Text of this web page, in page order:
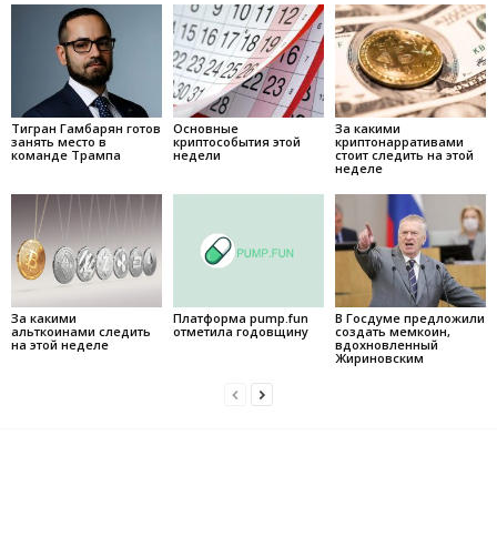
Тигран Гамбарян готов
занять место в
команде Трампа
Основные
криптособытия этой
недели
За какими
криптонарративами
стоит следить на этой
неделе
За какими
альткоинами следить
на этой неделе
Платформа pump.fun
отметила годовщину
В Госдуме предложили
создать мемкоин,
вдохновленный
Жириновским